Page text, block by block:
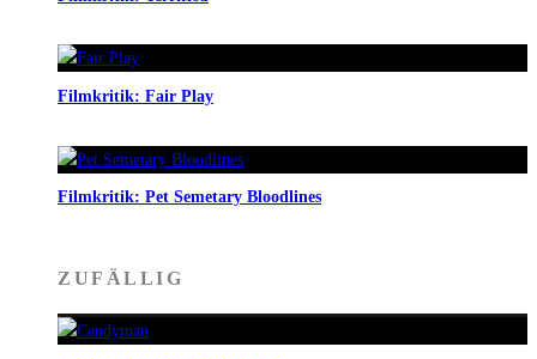
Filmkritik: Fair Play
Filmkritik: Pet Semetary Bloodlines
ZUFÄLLIG